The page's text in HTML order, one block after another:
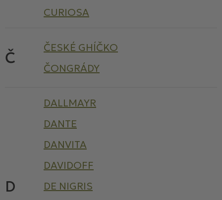
CURIOSA
Č
ČESKÉ GHÍČKO
ČONGRÁDY
D
DALLMAYR
DANTE
DANVITA
DAVIDOFF
DE NIGRIS